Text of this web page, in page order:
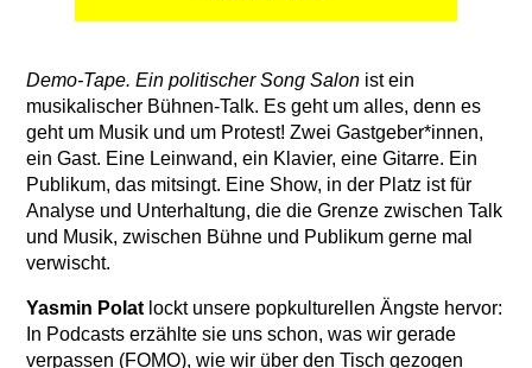
Demo-Tape. Ein politischer Song Salonist ein
musikalischer Bühnen-Talk. Es geht um alles, denn es
geht um Musik und um Protest! Zwei Gastgeber*innen,
ein Gast. Eine Leinwand, ein Klavier, eine Gitarre. Ein
Publikum, das mitsingt. Eine Show, in der Platz ist für
Analyse und Unterhaltung, die die Grenze zwischen Talk
und Musik, zwischen Bühne und Publikum gerne mal
verwischt.
Yasmin Polatlockt unsere popkulturellen Ängste hervor:
In Podcasts erzählte sie uns schon, was wir gerade
verpassen (FOMO), wie wir über den Tisch gezogen